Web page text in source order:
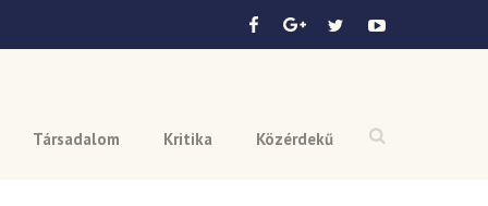
Társadalom Kritika Közérdekű